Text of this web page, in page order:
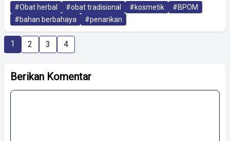
#Obat herbal #obat tradisional #kosmetik
#BPOM
#bahan berbahaya
#penarikan
1 2 3 4
Berikan Komentar